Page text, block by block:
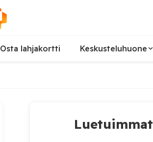
Osta lahjakortti Keskusteluhuone
Luetuimmat